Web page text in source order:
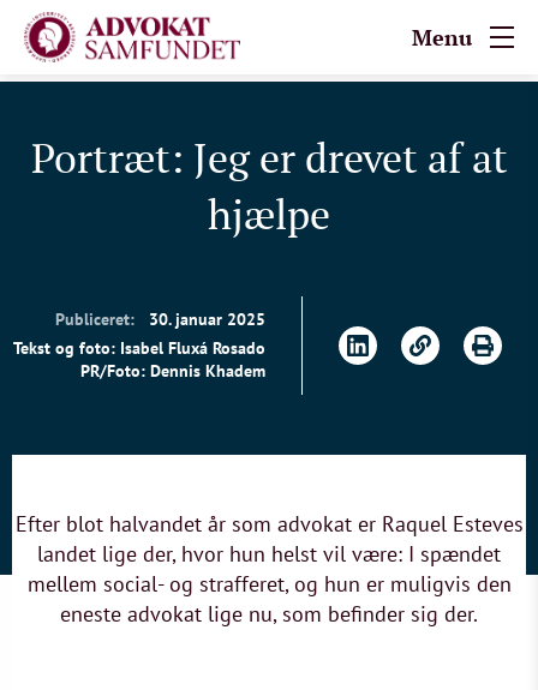
Menu
Portræt: Jeg er drevet af at
hjælpe
Publiceret:
30. januar 2025
Tekst og foto: Isabel Fluxá Rosado
PR/Foto: Dennis Khadem
Efter blot halvandet år som advokat er Raquel Esteves
landet lige der, hvor hun helst vil være: I spændet
mellem social- og strafferet, og hun er muligvis den
eneste advokat lige nu, som befinder sig der.